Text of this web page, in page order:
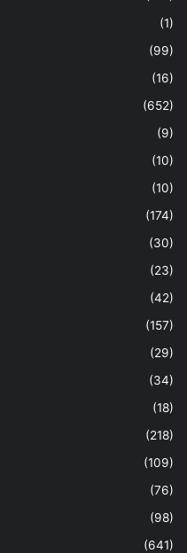
(1)
(99)
(16)
(652)
(9)
(10)
(10)
(174)
(30)
(23)
(42)
(157)
(29)
(34)
(18)
(218)
(109)
(76)
(98)
(641)